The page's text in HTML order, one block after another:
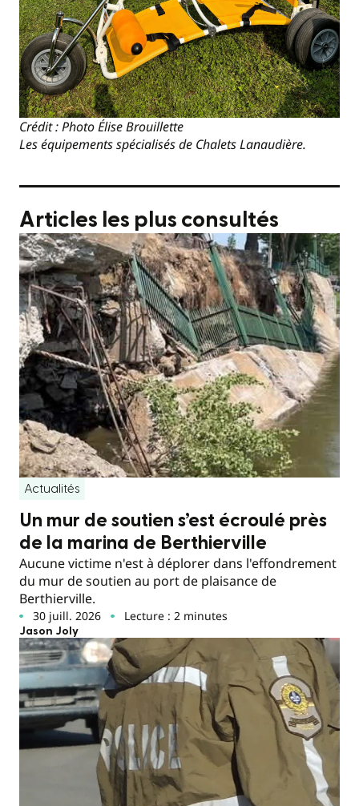
Crédit : Photo Élise Brouillette
Les équipements spécialisés de Chalets Lanaudière.
Articles les plus consultés
Actualités
Un mur de soutien s’est écroulé près
de la marina de Berthierville
Aucune victime n'est à déplorer dans l'effondrement
du mur de soutien au port de plaisance de
Berthierville.
30 juill. 2026 Lecture : 2 minutes
Jason Joly